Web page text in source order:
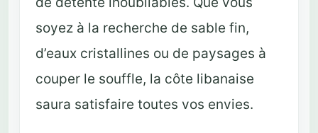
soyez à la recherche de sable fin,
d’eaux cristallines ou de paysages à
couper le souffle, la côte libanaise
saura satisfaire toutes vos envies.